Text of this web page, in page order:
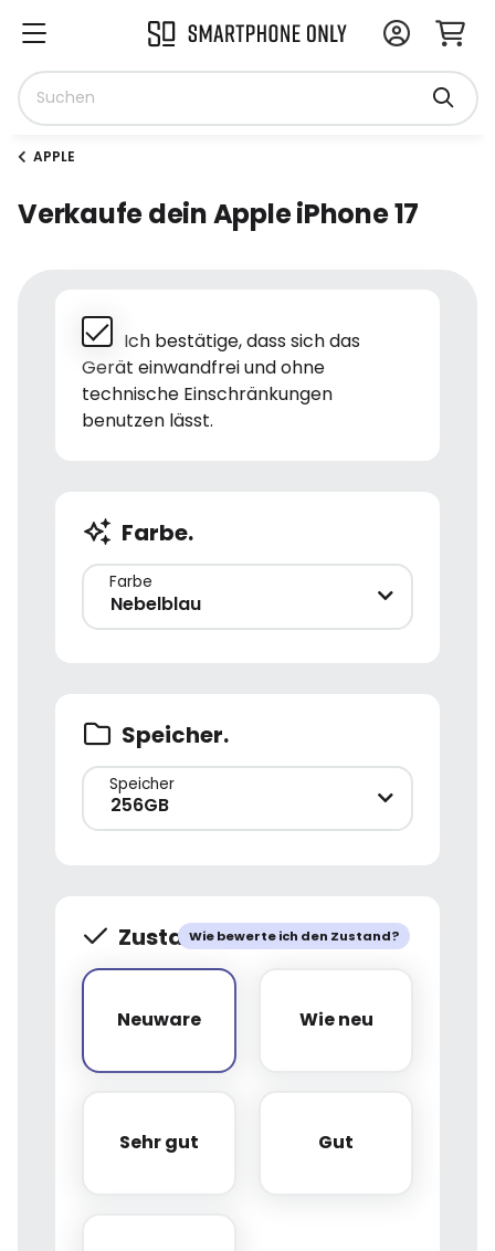
APPLE
Verkaufe dein Apple iPhone 17
Ich bestätige, dass sich das
Gerät einwandfrei und ohne
technische Einschränkungen
benutzen lässt.
Farbe.
Farbe
Nebelblau
Speicher.
Speicher
256GB
Wie bewerte ich den Zustand?
Zustand.
Neuware
Neuware Wie neu
Wie neu
Sehr gut
Sehr gut Gut
Gut